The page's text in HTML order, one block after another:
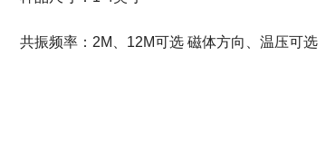
共振频率：2M、12M可选 磁体方向、温压可选